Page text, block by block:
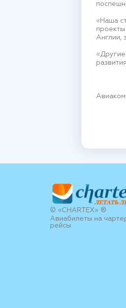
«Наша
Англии,
© «CHARTEX» ®
Авиабилеты на
рейсы